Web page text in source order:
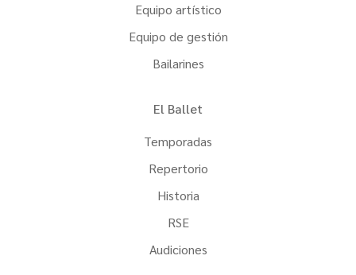
Equipo artístico
Equipo de gestión
Bailarines
El Ballet
Temporadas
Repertorio
Historia
RSE
Audiciones